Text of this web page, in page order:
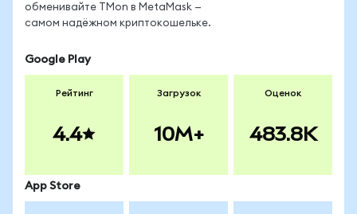
обменивайте TMon в MetaMask —
самом надёжном криптокошельке.
Google Play
Рейтинг
4.4
Загрузок
10M+
Оценок
483.8K
App Store